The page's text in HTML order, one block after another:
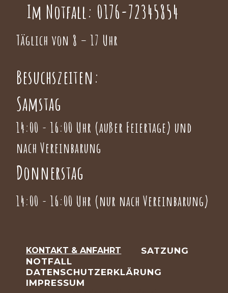
Im Notfall: 0176-72345854
Täglich von 8 – 17 Uhr
Besuchszeiten:
Samstag
14:00 - 16:00 Uhr (außer Feiertage) und
nach Vereinbarung
Donnerstag
14:00 - 16:00 Uhr (nur nach Vereinbarung)
Navigation
KONTAKT & ANFAHRT
SATZUNG
NOTFALL
DATENSCHUTZERKLÄRUNG
IMPRESSUM